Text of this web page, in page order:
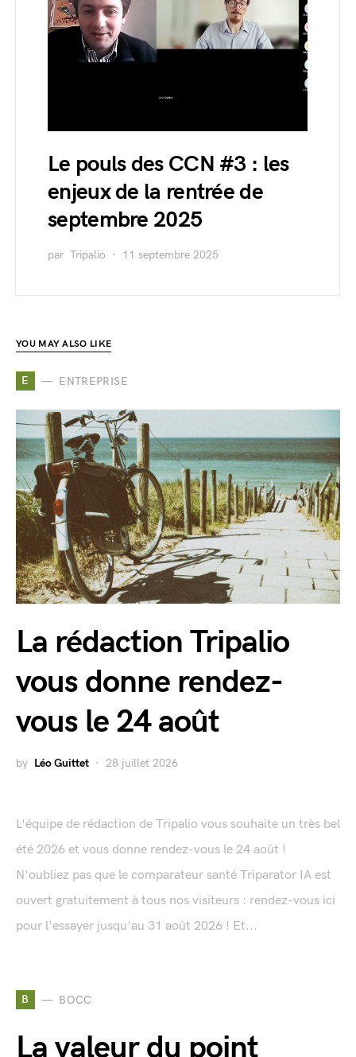
Le pouls des CCN #3 : les
enjeux de la rentrée de
septembre 2025
par Tripalio 11 septembre 2025
YOU MAY ALSO LIKE
E ENTREPRISE
La rédaction Tripalio
vous donne rendez-
vous le 24 août
by Léo Guittet 28 juillet 2026
L'équipe de rédaction de Tripalio vous souhaite un très bel
été 2026 et vous donne rendez-vous le 24 août !
N'oubliez pas que le comparateur santé Triparator IA est
ouvert gratuitement à tous nos visiteurs : rendez-vous ici
pour l'essayer jusqu'au 31 août 2026 ! Et...
B BOCC
La valeur du point